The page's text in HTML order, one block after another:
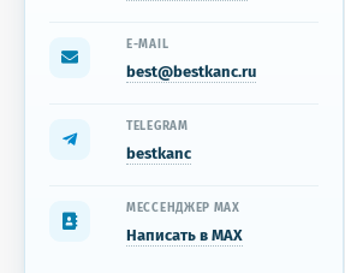
E-MAIL
best@bestkanc.ru
TELEGRAM
bestkanc
МЕССЕНДЖЕР MAX
Написать в MAX